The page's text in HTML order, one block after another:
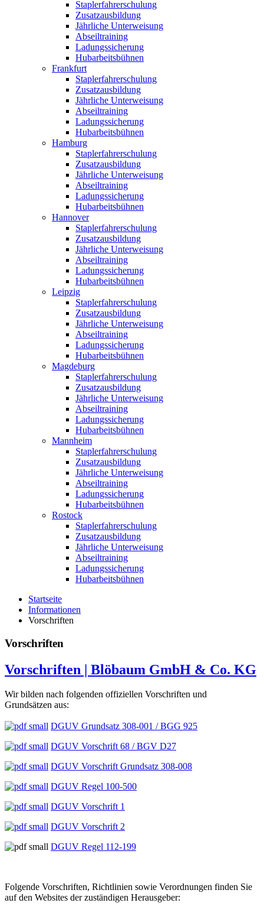
Staplerfahrerschulung
Zusatzausbildung
Jährliche Unterweisung
Abseiltraining
Ladungssicherung
Hubarbeitsbühnen
Frankfurt
Staplerfahrerschulung
Zusatzausbildung
Jährliche Unterweisung
Abseiltraining
Ladungssicherung
Hubarbeitsbühnen
Hamburg
Staplerfahrerschulung
Zusatzausbildung
Jährliche Unterweisung
Abseiltraining
Ladungssicherung
Hubarbeitsbühnen
Hannover
Staplerfahrerschulung
Zusatzausbildung
Jährliche Unterweisung
Abseiltraining
Ladungssicherung
Hubarbeitsbühnen
Leipzig
Staplerfahrerschulung
Zusatzausbildung
Jährliche Unterweisung
Abseiltraining
Ladungssicherung
Hubarbeitsbühnen
Magdeburg
Staplerfahrerschulung
Zusatzausbildung
Jährliche Unterweisung
Abseiltraining
Ladungssicherung
Hubarbeitsbühnen
Mannheim
Staplerfahrerschulung
Zusatzausbildung
Jährliche Unterweisung
Abseiltraining
Ladungssicherung
Hubarbeitsbühnen
Rostock
Staplerfahrerschulung
Zusatzausbildung
Jährliche Unterweisung
Abseiltraining
Ladungssicherung
Hubarbeitsbühnen
Startseite
Informationen
Vorschriften
Vorschriften
Vorschriften | Blöbaum GmbH & Co. KG
Wir bilden nach folgenden offiziellen Vorschriften und
Grundsätzen aus:
DGUV Grundsatz 308-001 / BGG 925
DGUV Vorschrift 68 / BGV D27
DGUV Vorschrift Grundsatz 308-008
DGUV Regel 100-500
DGUV Vorschrift 1
DGUV Vorschrift 2
DGUV Regel 112-199
Folgende Vorschriften, Richtlinien sowie Verordnungen finden Sie
auf den Websites der zuständigen Herausgeber: